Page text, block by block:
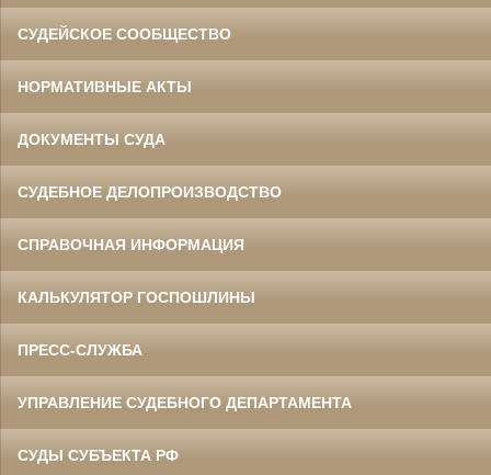
СУДЕЙСКОЕ СООБЩЕСТВО
НОРМАТИВНЫЕ АКТЫ
ДОКУМЕНТЫ СУДА
СУДЕБНОЕ ДЕЛОПРОИЗВОДСТВО
СПРАВОЧНАЯ ИНФОРМАЦИЯ
КАЛЬКУЛЯТОР ГОСПОШЛИНЫ
ПРЕСС-СЛУЖБА
УПРАВЛЕНИЕ СУДЕБНОГО ДЕПАРТАМЕНТА
СУДЫ СУБЪЕКТА РФ